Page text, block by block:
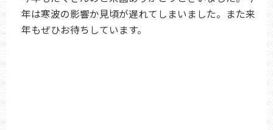
年は寒波の影響か見頃が遅れてしまいました。また来
年もぜひお待ちしています。